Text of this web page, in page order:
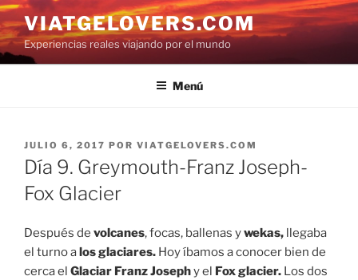
Saltar
al
contenido
VIATGELOVERS.COM
Experiencias reales viajando por el mundo
Menú
PUBLICADO
EL
JULIO 6, 2017 POR VIATGELOVERS.COM
Día 9. Greymouth-Franz Joseph-
Fox Glacier
Después de volcanes, focas, ballenas ywekas, llegaba
el turno alos glaciares. Hoy íbamos a conocer bien de
cerca el Glaciar Franz Josephy el Fox glacier. Los dos